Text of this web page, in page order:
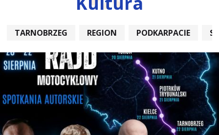
TARNOBRZEG REGION PODKARPACIE